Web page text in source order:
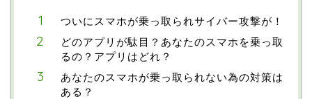
ついにスマホが乗っ取られサイバー攻撃が！
どのアプリが駄目？あなたのスマホを乗っ取
るの？アプリはどれ？
あなたのスマホが乗っ取られない為の対策は
ある？